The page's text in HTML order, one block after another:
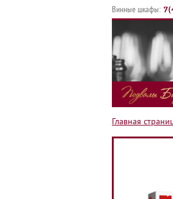
Винные шкафы: 7(
Главная